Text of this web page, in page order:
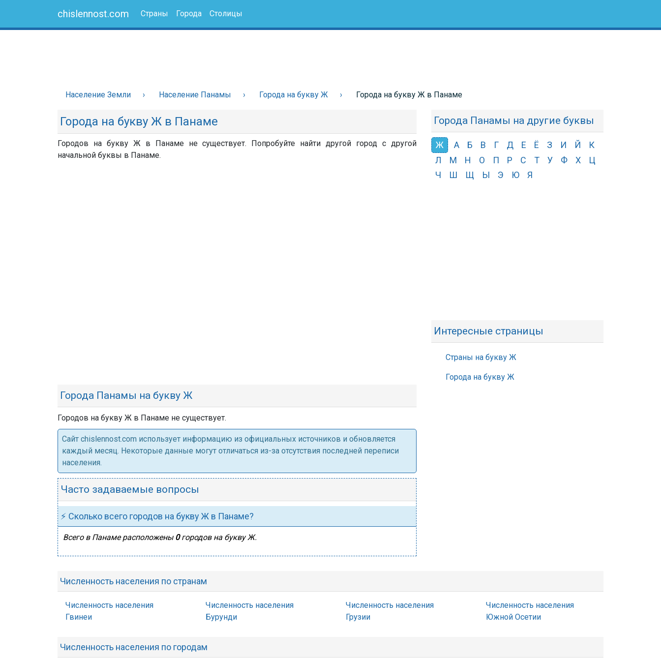
chislennost.com Страны Города Столицы
Население Земли Население Панамы Города на букву Ж Города на букву Ж в Панаме
Города на букву Ж в Панаме
Городов на букву Ж в Панаме не существует. Попробуйте найти другой город с другой
начальной буквы в Панаме.
Города Панамы на букву Ж
Городов на букву Ж в Панаме не существует.
Cайт chislennost.com использует информацию из официальных источников и обновляется
каждый месяц. Некоторые данные могут отличаться из-за отсутствия последней переписи
населения.
Часто задаваемые вопросы
⚡ Сколько всего городов на букву Ж в Панаме?
Всего в Панаме расположены 0городов на букву Ж.
Города Панамы на другие буквы
Ж А Б В Г Д Е Ё З И Й
К
Л
М Н О П Р С Т У Ф Х
Ц
Ч
Ш Щ Ы Э Ю Я
Интересные страницы
Страны на букву Ж
Города на букву Ж
Численность населения по странам
Численность населения
Гвинеи
Численность населения
Бурунди
Численность населения
Грузии
Численность населения
Южной Осетии
Численность населения по городам